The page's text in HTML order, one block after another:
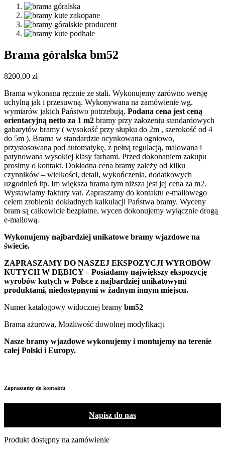
Brama góralska bm52
8200,00 zł
Brama wykonana ręcznie ze stali. Wykonujemy zarówno wersję
uchylną jak i przesuwną. Wykonywana na zamówienie wg.
wymiarów jakich Państwo potrzebują. Podana cena jest ceną
orientacyjną netto za 1 m2 bramy przy założeniu standardowych
gabarytów bramy ( wysokość przy słupku do 2m , szerokość od 4
do 5m ). Brama w standardzie ocynkowana ogniowo,
przystosowana pod automatykę, z pełną regulacją, malowana i
patynowana wysokiej klasy farbami. Przed dokonaniem zakupu
prosimy o kontakt. Dokładna cena bramy zależy od kilku
czynników – wielkości, detali, wykończenia, dodatkowych
uzgodnień itp. Im większa brama tym niższa jest jej cena za m2.
Wystawiamy faktury vat. Zapraszamy do kontaktu e-mailowego
celem zrobienia dokładnych kalkulacji Państwa bramy. Wyceny
bram są całkowicie bezpłatne, wycen dokonujemy wyłącznie drogą
e-mailową.
Wykonujemy najbardziej unikatowe bramy wjazdowe na
świecie.
ZAPRASZAMY DO NASZEJ EKSPOZYCJI WYROBÓW
KUTYCH W DĘBICY – Posiadamy największy ekspozycję
wyrobów kutych w Polsce z najbardziej unikatowymi
produktami, niedostępnymi w żadnym innym miejscu.
Numer katalogowy widocznej bramy bm52
Brama ażurowa, Możliwość dowolnej modyfikacji
Nasze bramy wjazdowe wykonujemy i montujemy na terenie
całej Polski i Europy.
Zapraszamy do kontaktu
Napisz do nas
Produkt dostępny na zamówienie